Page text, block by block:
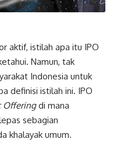
aktif, istilah apa itu IPO
Namun, tak
Indonesia untuk
definisi istilah ini. IPO
Offeringdi mana
sebagian
khalayak umum.